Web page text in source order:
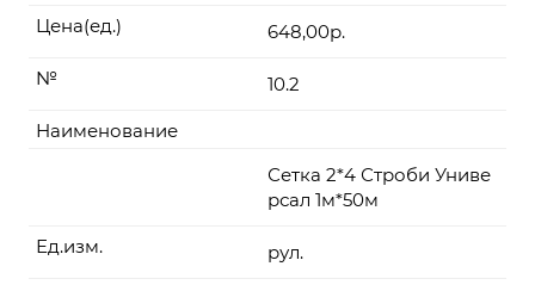
648,00р.
Цена(ед.)
10.2
№
Наименование
Сетка 2*4 Строби Униве
рсал 1м*50м
рул.
Ед.изм.